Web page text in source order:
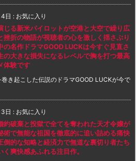
日 : お気に入り
じる新米パイロットが空港と大空で繰り広
挫折の物語が視聴者の心を激しく揺さぶり
の名作ドラマGOOD LUCKは今すぐ見直さ
の大きな損失になるレベルで胸を打つ最高
体験です
き起こした伝説のドラマGOOD LUCKが今で
日 : お気に入り
約破棄と投獄で全てを奪われた天才令嬢が
術で無能な祖国を徹底的に追い詰める痛快
倒的な知略と経済力で無道な裏切り者たち
く爽快感あふれる注目作。